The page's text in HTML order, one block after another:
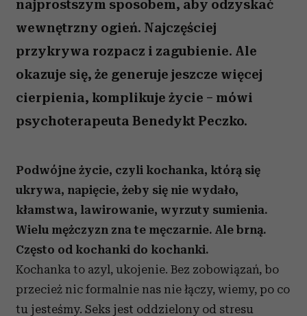
najprostszym sposobem, aby odzyskać
wewnętrzny ogień. Najczęściej
przykrywa rozpacz i zagubienie. Ale
okazuje się, że generuje jeszcze więcej
cierpienia, komplikuje życie – mówi
psychoterapeuta Benedykt Peczko.
Podwójne życie, czyli kochanka, którą się
ukrywa, napięcie, żeby się nie wydało,
kłamstwa, lawirowanie, wyrzuty sumienia.
Wielu mężczyzn zna te męczarnie. Ale brną.
Często od kochanki do kochanki.
Kochanka to azyl, ukojenie. Bez zobowiązań, bo
przecież nic formalnie nas nie łączy, wiemy, po co
tu jesteśmy. Seks jest oddzielony od stresu